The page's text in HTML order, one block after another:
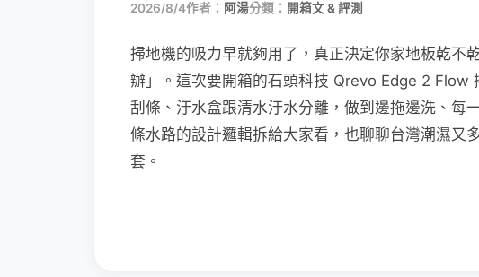
2026/8/4作者： 阿湯分類： 開箱文 & 評測
掃地機的吸力早就夠用了，真正決定你家地板乾不
辦」。這次要開箱的石頭科技 Qrevo Edge 2 Flow
刮條、汙水盒跟清水汙水分離，做到邊拖邊洗、每
條水路的設計邏輯拆給大家看，也聊聊台灣潮濕又
套。